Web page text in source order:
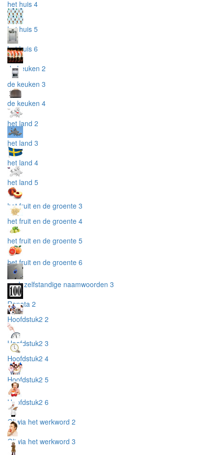
het huis 4
het huis 5
het huis 6
de keuken 2
de keuken 3
de keuken 4
het land 2
het land 3
het land 4
het land 5
het fruit en de groente 3
het fruit en de groente 4
het fruit en de groente 5
het fruit en de groente 6
werk zelfstandige naamwoorden 3
Renata 2
Hoofdstuk2 2
Hoofdstuk2 3
Hoofdstuk2 4
Hoofdstuk2 5
Hoofdstuk2 6
Oliwia het werkword 2
Oliwia het werkword 3